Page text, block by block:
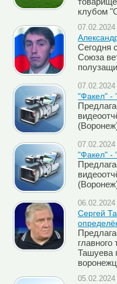
клубом
Сегодня
Союза
"Факел" -
"Факел" -
Сергей
Ташуева